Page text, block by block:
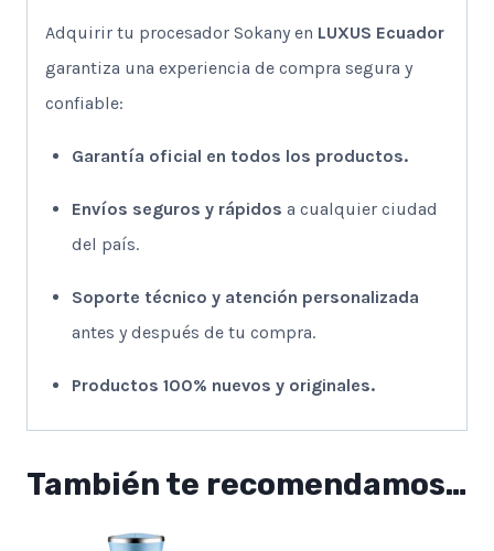
Adquirir tu procesador Sokany en LUXUS Ecuador
garantiza una experiencia de compra segura y
confiable:
Garantía oficial en todos los productos.
Envíos seguros y rápidos a cualquier ciudad
del país.
Soporte técnico y atención personalizada
antes y después de tu compra.
Productos 100% nuevos y originales.
También te recomendamos…